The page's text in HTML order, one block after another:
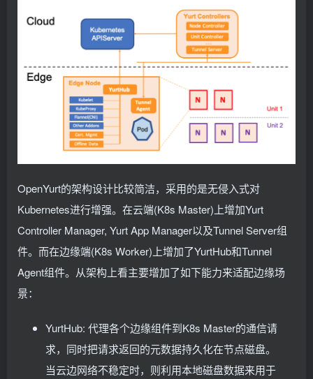
OpenYurt的架构设计比较简洁，采用的是无侵入式对
Kubernetes进行增强。在云端(K8s Master)上增加Yurt
Controller Manager, Yurt App Manager以及Tunnel Server组
件。而在边缘端(K8s Worker)上增加了YurtHub和Tunnel
Agent组件。从架构上看主要增加了如下能力来适配边缘场
景：
YurtHub: 代理各个边缘组件到K8s Master的通信请
求，同时把请求返回的元数据持久化在节点磁盘。
当云边网络不稳定时，则利用本地磁盘数据来用于